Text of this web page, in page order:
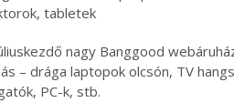
tech: állítható
asztal teszt,
tablet, ami egy
Friss
tabletek
nagy Banggood
– drága laptopok olcsón, TV
PC-k, stb.